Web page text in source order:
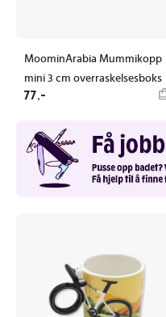
MoominArabia Mummikopp
mini 3 cm overraskelsesboks
77,-